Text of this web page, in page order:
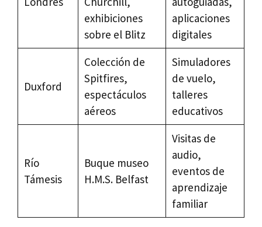
exhibiciones
sobre el Blitz
aplicaciones
digitales
Duxford
Colección de
Spitfires,
espectáculos
aéreos
Simuladores
de vuelo,
talleres
educativos
Río
Támesis
Buque museo
H.M.S. Belfast
Visitas de
audio,
eventos de
aprendizaje
familiar